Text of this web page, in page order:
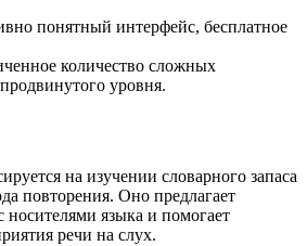
понятный интерфейс, бесплатное
количество сложных
уровня.
на изучении словарного запаса
повторения. Оно предлагает
носителями языка и помогает
речи на слух.